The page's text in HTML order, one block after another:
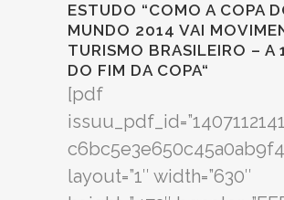
ESTUDO “COMO A COPA
MUNDO 2014 VAI
TURISMO BRASILEIRO – A
DO FIM DA COPA“
[pdf
layout=”1″ width=”630″